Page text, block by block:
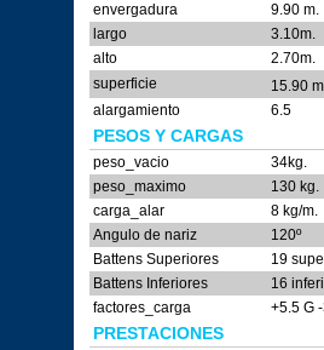
envergadura
9.90 m.
largo
3.10m.
alto
2.70m.
superficie
15.90 m
alargamiento 6.5
PESOS Y CARGAS
peso_vacio
34kg.
peso_maximo
130 kg.
carga_alar
8 kg/m.
Angulo de nariz
120º
Battens Superiores
19
Battens Inferiores
16
factores_carga
+5.5 G
PRESTACIONES